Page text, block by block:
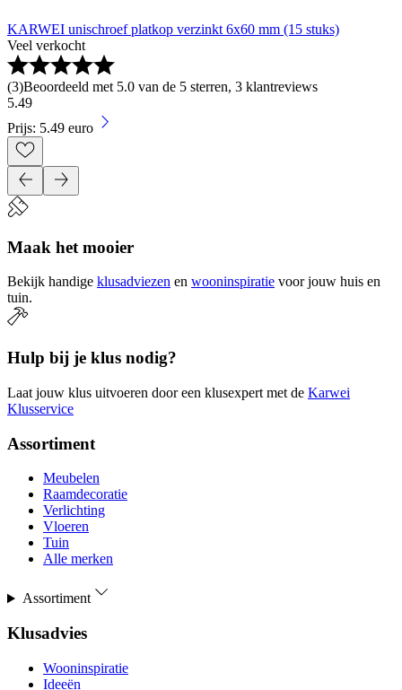
KARWEI unischroef platkop verzinkt 6x60 mm (15 stuks)
Veel verkocht
(3)Beoordeeld met 5.0 van de 5 sterren, 3 klantreviews
5.49
Prijs: 5.49 euro
Maak het mooier
Bekijk handige klusadviezen en wooninspiratie voor jouw huis en
tuin.
Hulp bij je klus nodig?
Laat jouw klus uitvoeren door een klusexpert met de Karwei
Klusservice
Assortiment
Meubelen
Raamdecoratie
Verlichting
Vloeren
Tuin
Alle merken
Assortiment
Klusadvies
Wooninspiratie
Ideeën